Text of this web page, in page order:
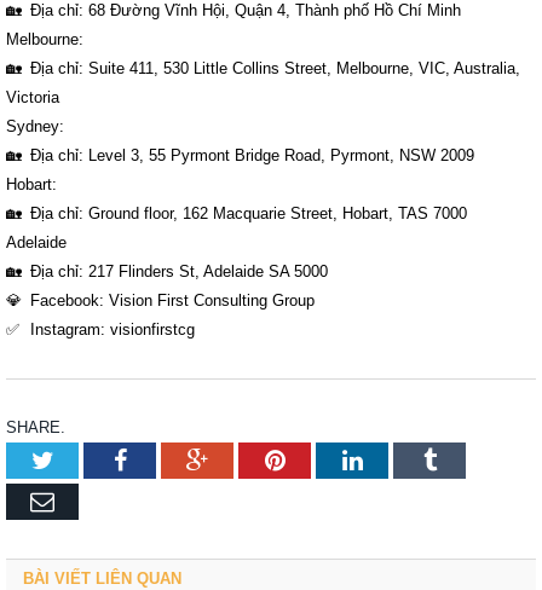
Địa chỉ: 68 Đường Vĩnh Hội, Quận 4, Thành phố Hồ Chí Minh
Melbourne:
Địa chỉ: Suite 411, 530 Little Collins Street, Melbourne, VIC, Australia,
Victoria
Sydney:
Địa chỉ: Level 3, 55 Pyrmont Bridge Road, Pyrmont, NSW 2009
Hobart:
Địa chỉ: Ground floor, 162 Macquarie Street, Hobart, TAS 7000
Adelaide
Địa chỉ: 217 Flinders St, Adelaide SA 5000
Facebook: Vision First Consulting Group
Instagram: visionfirstcg
SHARE.
TwitterFacebookGoogle+PinterestLinkedInTumblr
Email
BÀI VIẾT LIÊN QUAN